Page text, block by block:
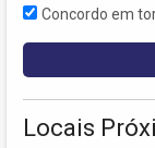
Concordo em
Locais